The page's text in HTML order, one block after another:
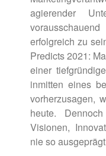
agierender
erfolgreich zu
Predicts 2021:
einer
inmitten eines
vorher­zusagen,
heute.
Visionen,
nie so